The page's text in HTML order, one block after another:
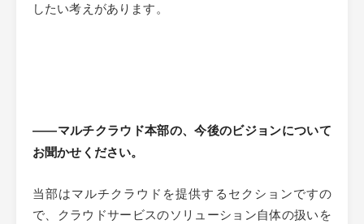
したい考えがあります。
――マルチクラウド本部の、今後のビジョンについて
お聞かせください。
当部はマルチクラウドを提供するセクションですの
で、クラウドサービスのソリューション自体の扱いを